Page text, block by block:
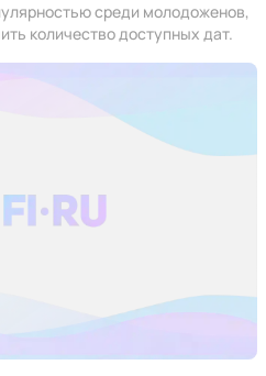
среди молодоженов,
количество доступных дат.